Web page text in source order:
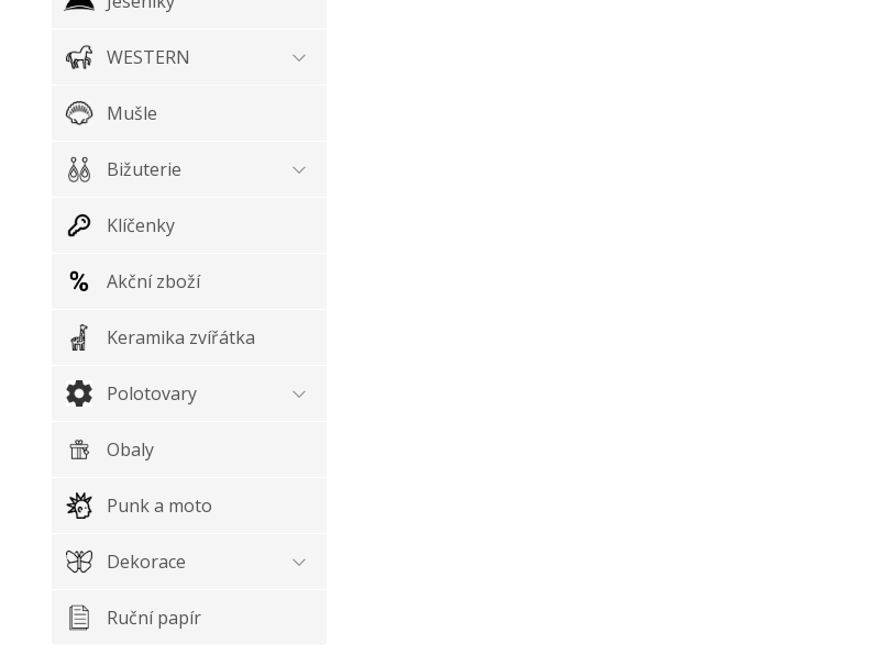
WESTERN
Mušle
Bižuterie
Klíčenky
Akční zboží
Keramika zvířátka
Polotovary
Obaly
Punk a moto
Dekorace
Ruční papír